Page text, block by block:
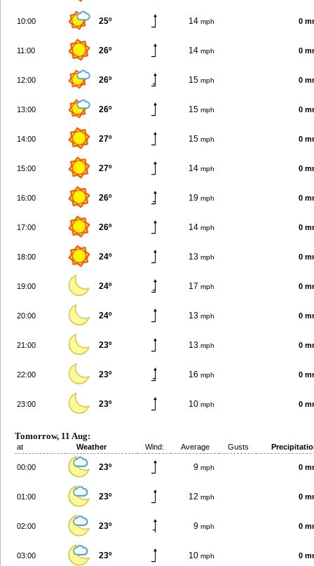
10:00 25º 14 mph 0
11:00 26º 14 mph 0
12:00 26º 15 mph 0
13:00 26º 15 mph 0
14:00 27º 15 mph 0
15:00 27º 14 mph 0
16:00 26º 19 mph 0
17:00 26º 14 mph 0
18:00 24º 13 mph 0
19:00 24º 17 mph 0
20:00 24º 13 mph 0
21:00 23º 13 mph 0
22:00 23º 16 mph 0
23:00 23º 10 mph 0
Tomorrow, 11 Aug:
at Weather Wind: Average Gusts
00:00 23º 9 mph 0
01:00 23º 12 mph 0
02:00 23º 9 mph 0
03:00 23º 10 mph 0